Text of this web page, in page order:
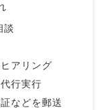
談
アリング
行実行
などを郵送